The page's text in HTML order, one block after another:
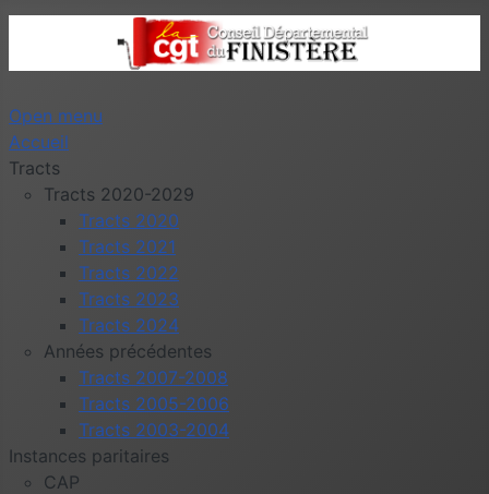
Open menu
Accueil
Tracts
Tracts 2020-2029
Tracts 2020
Tracts 2021
Tracts 2022
Tracts 2023
Tracts 2024
Années précédentes
Tracts 2007-2008
Tracts 2005-2006
Tracts 2003-2004
Instances paritaires
CAP